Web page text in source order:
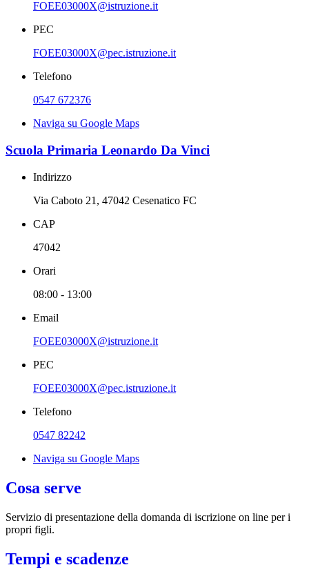
FOEE03000X@istruzione.it
PEC
FOEE03000X@pec.istruzione.it
Telefono
0547 672376
Naviga su Google Maps
Scuola Primaria Leonardo Da Vinci
Indirizzo
Via Caboto 21, 47042 Cesenatico FC
CAP
47042
Orari
08:00 - 13:00
Email
FOEE03000X@istruzione.it
PEC
FOEE03000X@pec.istruzione.it
Telefono
0547 82242
Naviga su Google Maps
Cosa serve
Servizio di presentazione della domanda di iscrizione on line per i
propri figli.
Tempi e scadenze